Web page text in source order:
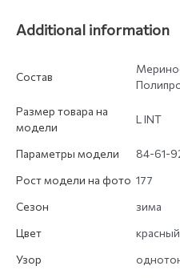
Additional information
Состав
Размер товара на
модели
L INT
Параметры модели
84-61-
Рост модели на фото 177
Сезон
зима
Цвет
красный
Узор